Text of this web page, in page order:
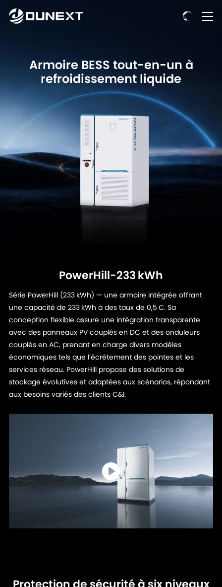
Armoire BESS tout-en-un à
refroidissement liquide
PowerHill-233 kWh
Série PowerHill (233 kWh) — une armoire intégrée offrant
une capacité de 233 kWh à des taux de 0,5 C. Sa
conception flexible assure une intégration transparente
avec des panneaux PV couplés en DC et des onduleurs
couplés en AC, prenant en charge divers modèles
économiques tels que l’écrêtement des pointes et les
services réseau. PowerHill propose des solutions de
stockage évolutives et adaptées aux scénarios, répondant
aux besoins variés des clients C&I.
Protection de sécurité à six niveaux